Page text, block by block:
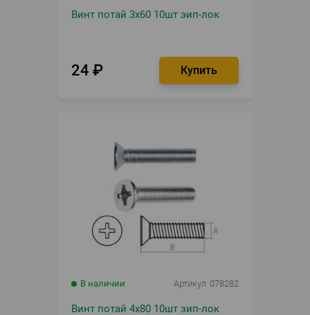
Винт потай 3х60 10шт эип-лок
24 ₽
В наличии Артикул 078282
Винт потай 4х80 10шт зип-лок